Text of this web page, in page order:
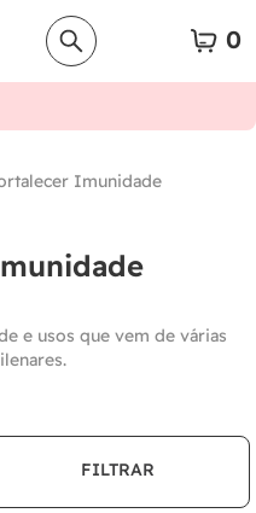
0
Imunidade
e usos que vem de várias
FILTRAR